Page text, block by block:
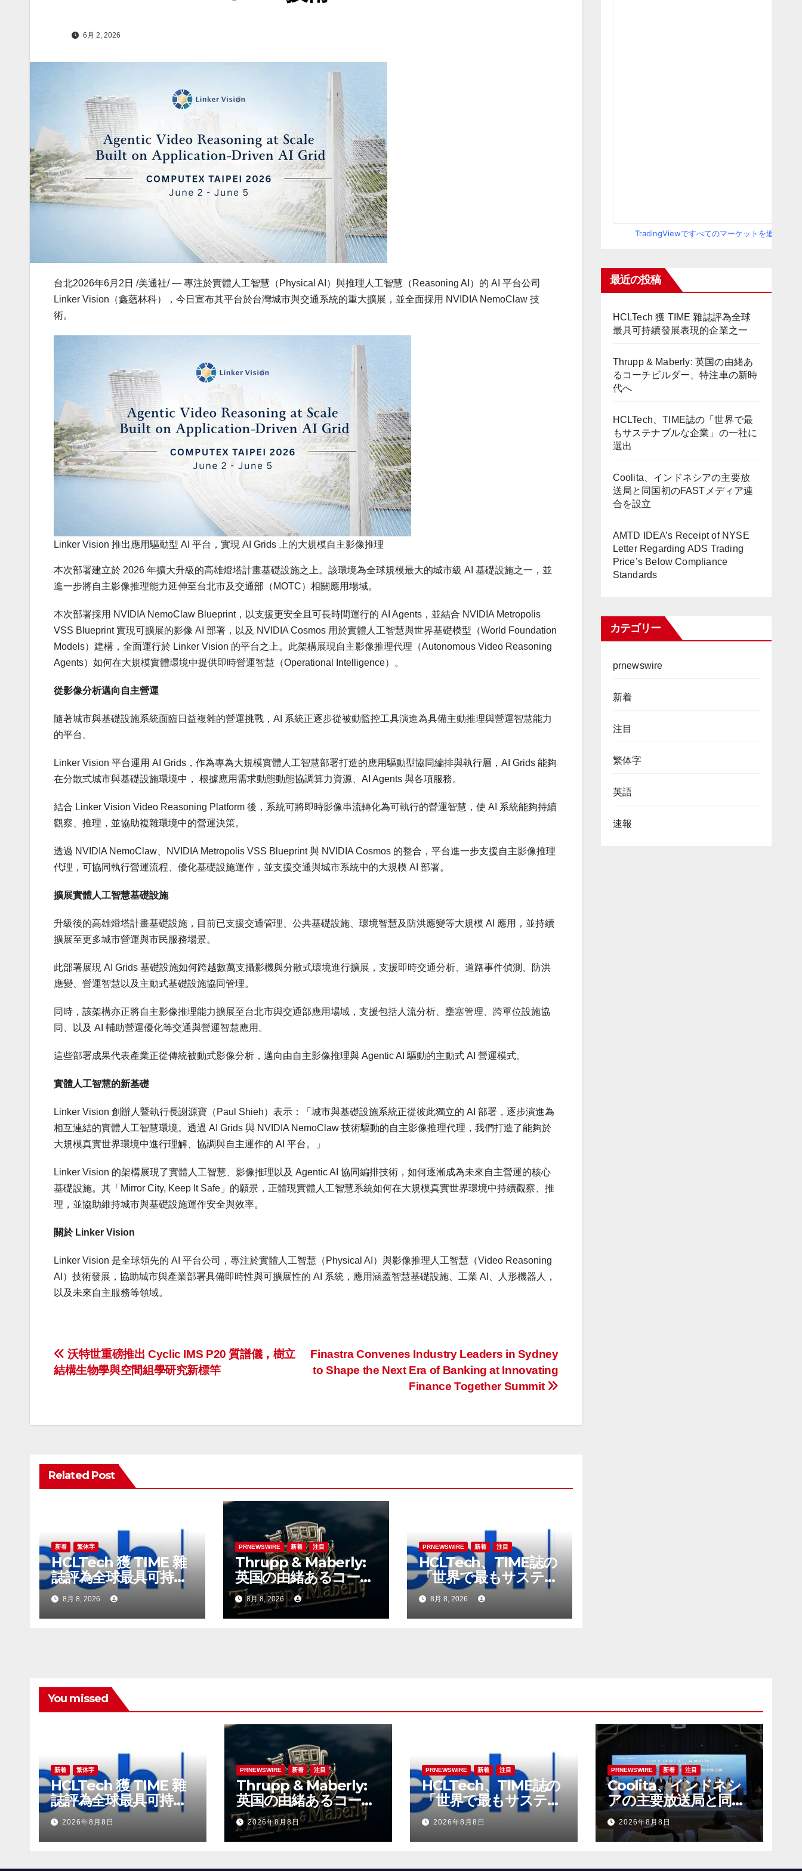
6月 2, 2026
台北2026年6月2日 /美通社/ — 專注於實體人工智慧（Physical AI）與推理人工智慧（Reasoning AI）的 AI 平台公司
Linker Vision（鑫蘊林科），今日宣布其平台於台灣城市與交通系統的重大擴展，並全面採用 NVIDIA NemoClaw 技
術。
Linker Vision 推出應用驅動型 AI 平台，實現 AI Grids 上的大規模自主影像推理
本次部署建立於 2026 年擴大升級的高雄燈塔計畫基礎設施之上。該環境為全球規模最大的城市級 AI 基礎設施之一，並
進一步將自主影像推理能力延伸至台北市及交通部（MOTC）相關應用場域。
本次部署採用 NVIDIA NemoClaw Blueprint，以支援更安全且可長時間運行的 AI Agents，並結合 NVIDIA Metropolis
VSS Blueprint 實現可擴展的影像 AI 部署，以及 NVIDIA Cosmos 用於實體人工智慧與世界基礎模型（World Foundation
Models）建構，全面運行於 Linker Vision 的平台之上。此架構展現自主影像推理代理（Autonomous Video Reasoning
Agents）如何在大規模實體環境中提供即時營運智慧（Operational Intelligence）。
從影像分析邁向自主營運
隨著城市與基礎設施系統面臨日益複雜的營運挑戰，AI 系統正逐步從被動監控工具演進為具備主動推理與營運智慧能力
的平台。
Linker Vision 平台運用 AI Grids，作為專為大規模實體人工智慧部署打造的應用驅動型協同編排與執行層，AI Grids 能夠
在分散式城市與基礎設施環境中， 根據應用需求動態動態協調算力資源、AI Agents 與各項服務。
結合 Linker Vision Video Reasoning Platform 後，系統可將即時影像串流轉化為可執行的營運智慧，使 AI 系統能夠持續
觀察、推理，並協助複雜環境中的營運決策。
透過 NVIDIA NemoClaw、NVIDIA Metropolis VSS Blueprint 與 NVIDIA Cosmos 的整合，平台進一步支援自主影像推理
代理，可協同執行營運流程、優化基礎設施運作，並支援交通與城市系統中的大規模 AI 部署。
擴展實體人工智慧基礎設施
升級後的高雄燈塔計畫基礎設施，目前已支援交通管理、公共基礎設施、環境智慧及防洪應變等大規模 AI 應用，並持續
擴展至更多城市營運與市民服務場景。
此部署展現 AI Grids 基礎設施如何跨越數萬支攝影機與分散式環境進行擴展，支援即時交通分析、道路事件偵測、防洪
應變、營運智慧以及主動式基礎設施協同管理。
同時，該架構亦正將自主影像推理能力擴展至台北市與交通部應用場域，支援包括人流分析、壅塞管理、跨單位設施協
同、以及 AI 輔助營運優化等交通與營運智慧應用。
這些部署成果代表產業正從傳統被動式影像分析，邁向由自主影像推理與 Agentic AI 驅動的主動式 AI 營運模式。
實體人工智慧的新基礎
Linker Vision 創辦人暨執行長謝源寶（Paul Shieh）表示：「城市與基礎設施系統正從彼此獨立的 AI 部署，逐步演進為
相互連結的實體人工智慧環境。透過 AI Grids 與 NVIDIA NemoClaw 技術驅動的自主影像推理代理，我們打造了能夠於
大規模真實世界環境中進行理解、協調與自主運作的 AI 平台。」
Linker Vision 的架構展現了實體人工智慧、影像推理以及 Agentic AI 協同編排技術，如何逐漸成為未來自主營運的核心
基礎設施。其「Mirror City, Keep It Safe」的願景，正體現實體人工智慧系統如何在大規模真實世界環境中持續觀察、推
理，並協助維持城市與基礎設施運作安全與效率。
關於 Linker Vision
Linker Vision 是全球領先的 AI 平台公司，專注於實體人工智慧（Physical AI）與影像推理人工智慧（Video Reasoning
AI）技術發展，協助城市與產業部署具備即時性與可擴展性的 AI 系統，應用涵蓋智慧基礎設施、工業 AI、人形機器人，
以及未來自主服務等領域。
投
稿
ビ
ー
ン
Finastra Convenes Industry Leaders in Sydney
to Shape the Next Era of Banking at Innovating
Finance Together Summit
沃特世重磅推出 Cyclic IMS P20 質譜儀，樹立
結構生物學與空間組學研究新標竿
Related Post
新着 繁体字
HCLTech 獲 TIME 雜
誌評為全球最具可持續
發展表現的企業之一
8月 8, 2026
PRNEWSWIRE 新着 注目
Thrupp & Maberly:
英国の由緒あるコーチ
ビルダー、特注車の新
時代へ
8月 8, 2026
PRNEWSWIRE 新着 注目
HCLTech、TIME誌の
「世界で最もサステナ
ブルな企業」の一社に
選出
8月 8, 2026
TradingViewですべてのマーケットを追跡
最近の投稿
HCLTech 獲 TIME 雜誌評為全球
最具可持續發展表現的企業之一
Thrupp & Maberly: 英国の由緒あ
るコーチビルダー、特注車の新時
代へ
HCLTech、TIME誌の「世界で最
もサステナブルな企業」の一社に
選出
Coolita、インドネシアの主要放
送局と同国初のFASTメディア連
合を設立
AMTD IDEA’s Receipt of NYSE
Letter Regarding ADS Trading
Price’s Below Compliance
Standards
カテゴリー
prnewswire
新着
注目
繁体字
英語
速報
You missed
新着 繁体字
HCLTech 獲 TIME 雜
誌評為全球最具可持續
發展表現的企業之一
2026年8月8日
PRNEWSWIRE 新着 注目
Thrupp & Maberly:
英国の由緒あるコーチ
ビルダー、特注車の新
時代へ
2026年8月8日
PRNEWSWIRE 新着 注目
HCLTech、TIME誌の
「世界で最もサステナ
ブルな企業」の一社に
選出
2026年8月8日
PRNEWSWIRE 新着 注目
Coolita、インドネシ
アの主要放送局と同国
初のFASTメディア連
合を設立
2026年8月8日